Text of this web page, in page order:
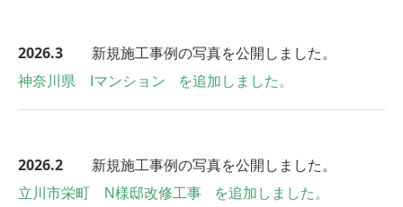
2026.3 新規施工事例の写真を公開しました。
神奈川県 Iマンション
を追加しました。
2026.2 新規施工事例の写真を公開しました。
立川市栄町 N様邸改修工事
を追加しました。